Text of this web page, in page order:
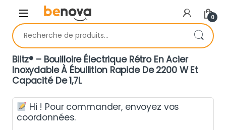
Skip to navigation
Skip to content
0
Recherche pour :
Blitz® – Bouilloire Électrique Rétro En Acier
Inoxydable À Ébullition Rapide De 2200 W Et
Capacité De 1,7L
Hi ! Pour commander, envoyez vos
coordonnées.